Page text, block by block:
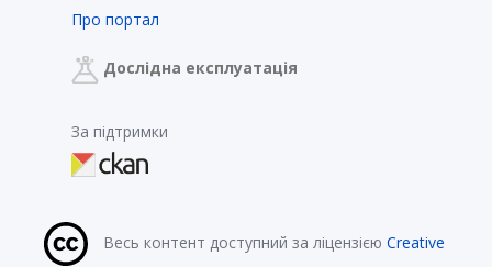
Про портал
Дослідна експлуатація
За підтримки
Весь контент доступний за ліцензією Creative